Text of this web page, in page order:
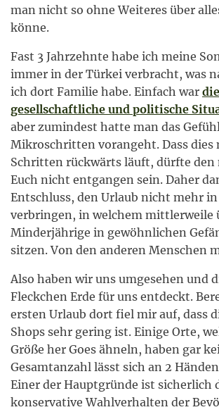
man nicht so ohne Weiteres über
könne.
Fast 3 Jahrzehnte habe ich meine
immer in der Türkei verbracht, was
ich dort Familie habe. Einfach war die
gesellschaftliche und politische
aber zumindest hatte man das
Mikroschritten vorangeht. Dass dies
Schritten rückwärts läuft, dürfte den
Euch nicht entgangen sein. Daher
Entschluss, den Urlaub nicht mehr
verbringen, in welchem mittlerweile
Minderjährige in gewöhnlichen
sitzen. Von den anderen Menschen
Also haben wir uns umgesehen und
Fleckchen Erde für uns entdeckt.
ersten Urlaub dort fiel mir auf, dass
Shops sehr gering ist. Einige Orte,
Größe her Goes ähneln, haben gar
Gesamtanzahl lässt sich an 2
Einer der Hauptgründe ist sicherlich
konservative Wahlverhalten der